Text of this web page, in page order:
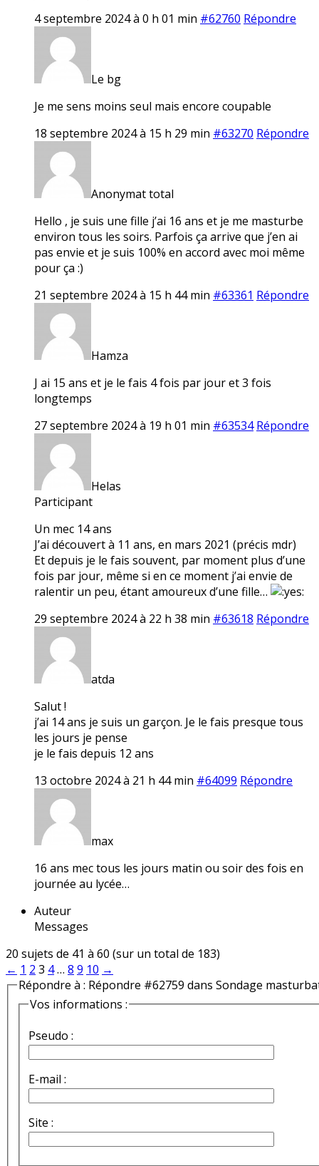
4 septembre 2024 à 0 h 01 min #62760 Répondre
Le bg
Je me sens moins seul mais encore coupable
18 septembre 2024 à 15 h 29 min #63270 Répondre
Anonymat total
Hello , je suis une fille j’ai 16 ans et je me masturbe
environ tous les soirs. Parfois ça arrive que j’en ai
pas envie et je suis 100% en accord avec moi même
pour ça :)
21 septembre 2024 à 15 h 44 min #63361 Répondre
Hamza
J ai 15 ans et je le fais 4 fois par jour et 3 fois
longtemps
27 septembre 2024 à 19 h 01 min #63534 Répondre
Helas
Participant
Un mec 14 ans
J’ai découvert à 11 ans, en mars 2021 (précis mdr)
Et depuis je le fais souvent, par moment plus d’une
fois par jour, même si en ce moment j’ai envie de
ralentir un peu, étant amoureux d’une fille…
29 septembre 2024 à 22 h 38 min #63618 Répondre
atda
Salut !
j’ai 14 ans je suis un garçon. Je le fais presque tous
les jours je pense
je le fais depuis 12 ans
13 octobre 2024 à 21 h 44 min #64099 Répondre
max
16 ans mec tous les jours matin ou soir des fois en
journée au lycée…
Auteur
Messages
20 sujets de 41 à 60 (sur un total de 183)
← 1 2 3 4… 8 9 10 →
Répondre à : Répondre #62759 dans Sondage
Vos informations :
Pseudo :
E-mail :
Site :